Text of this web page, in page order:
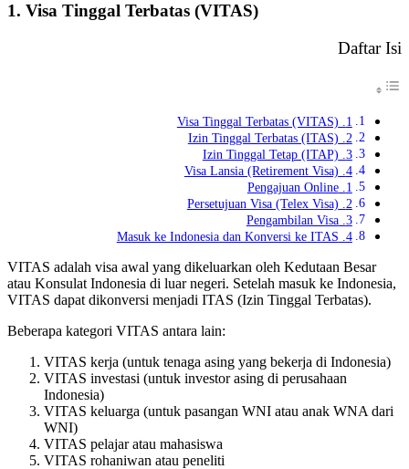
1. Visa Tinggal Terbatas (VITAS)
Daftar Isi
1. Visa Tinggal Terbatas (VITAS)
2. Izin Tinggal Terbatas (ITAS)
3. Izin Tinggal Tetap (ITAP)
4. Visa Lansia (Retirement Visa)
1. Pengajuan Online
2. Persetujuan Visa (Telex Visa)
3. Pengambilan Visa
4. Masuk ke Indonesia dan Konversi ke ITAS
VITAS adalah visa awal yang dikeluarkan oleh Kedutaan Besar
atau Konsulat Indonesia di luar negeri. Setelah masuk ke Indonesia,
VITAS dapat dikonversi menjadi ITAS (Izin Tinggal Terbatas).
Beberapa kategori VITAS antara lain:
VITAS kerja (untuk tenaga asing yang bekerja di Indonesia)
VITAS investasi (untuk investor asing di perusahaan
Indonesia)
VITAS keluarga (untuk pasangan WNI atau anak WNA dari
WNI)
VITAS pelajar atau mahasiswa
VITAS rohaniwan atau peneliti